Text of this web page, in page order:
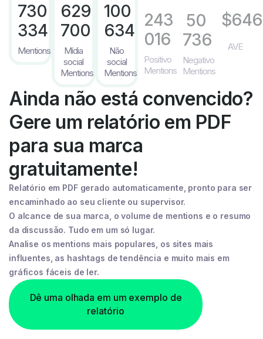
Ainda não está convencido?
Gere um relatório em PDF
para sua marca
gratuitamente!
Relatório em PDF gerado automaticamente, pronto para ser
encaminhado ao seu cliente ou supervisor.
O alcance de sua marca, o volume de mentions e o resumo
da discussão. Tudo em um só lugar.
Analise os mentions mais populares, os sites mais
influentes, as hashtags de tendência e muito mais em
gráficos fáceis de ler.
Dê uma olhada em um exemplo de
relatório
730
334
Mentions
629
700
Mídia
social
Mentions
100
634
Não
social
Mentions
243
016
Positivo
Mentions
50
736
Negativo
Mentions
AVE